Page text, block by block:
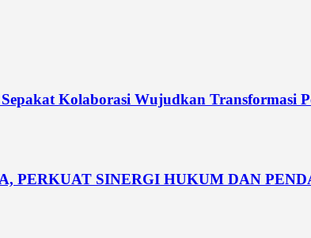
Kolaborasi Wujudkan Transformasi
PERKUAT SINERGI HUKUM DAN